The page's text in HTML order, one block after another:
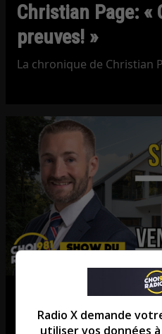
Christian Page: «
preuves! »
La chronique de Christian
Est-ce le bon
ou acheter?
Radio X demande
utiliser vos données